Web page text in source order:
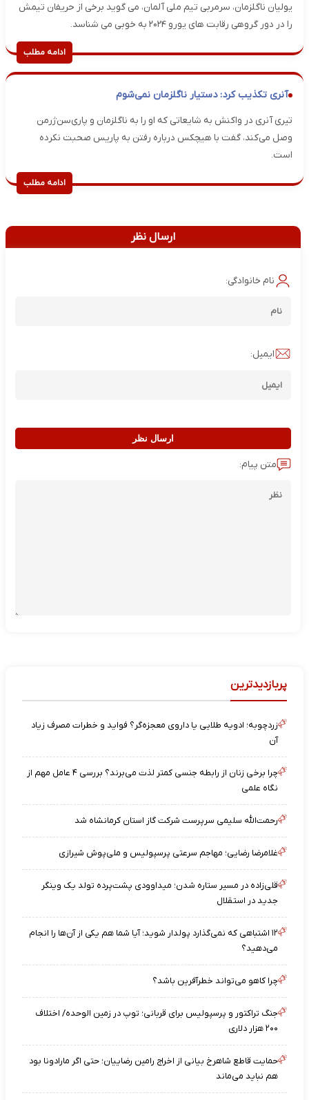
یولیان ناگلزمان، سرمربی تیم ملی آلمان، می گوید برخی از حریفان تیمش
را در دور گروهی رقابت های یورو ۲۰۲۴ به خوبی می شناسد.
ادامه مطلب
آنری تکذیب کرد: دستیار ناگلزمان نمی‌شوم
تیری آنری در واکنش به شایعاتی که او را به ناگلزمان و پاری‌سن‌ژرمن
وصل می‌کند، گفت با هیچکس درباره رفتن به پاریس صحبت نکرده
است.
ادامه مطلب
ارسال نظر
نام خانوادگی:
ایمیل:
ارسال نظر
متن پیام:
پربازدیدترین
زردچوبه؛ ادویه طلایی یا داروی معجزه‌گر؟ فواید و خطرات مصرف زیاد
آن
چرا برخی زنان از رابطه جنسی کمتر لذت می‌برند؟ بررسی ۴ عامل مهم از
نگاه علمی
رحمت‌الله سلیمی سرپرست شرکت گاز استان کرمانشاه شد
غلامرضا رضایی؛ مهاجم سرعتی پرسپولیس و ملی‌پوش شیرازی
قلی‌زاده در مسیر ستاره شدن؛ میداوودی پشت‌پرده تولد یک وینگر
جدید در استقلال
۱۲ اشتباهی که نمی‌گذارد پولدار شوید؛ آیا شما هم یکی از آن‌ها را انجام
می‌دهید؟
چرا کاهو می‌تواند خطرآفرین باشد؟
جنگ تراکتور و پرسپولیس برای قربانی؛ توپ در زمین الوحده/ اختلاف
۲۰۰ هزار دلاری
حمایت قاطع شاهرخ بیانی از اخراج رامین رضاییان؛ حتی اگر مارادونا بود
هم نباید می‌ماند